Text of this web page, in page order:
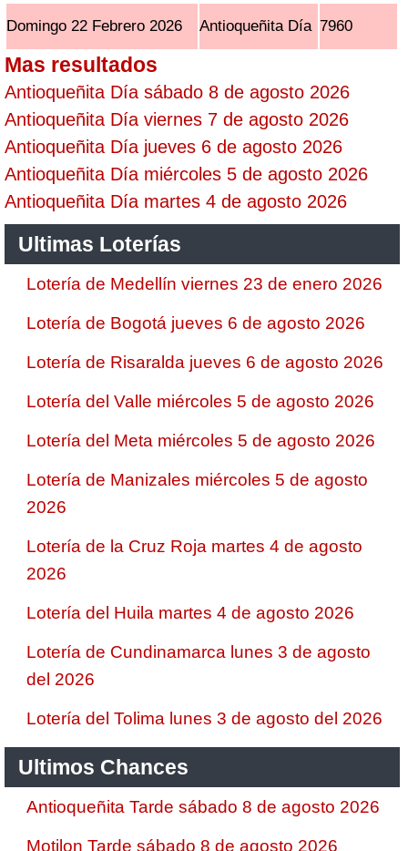
Domingo 22 Febrero 2026 Antioqueñita Día 7960
Mas resultados
Antioqueñita Día sábado 8 de agosto 2026
Antioqueñita Día viernes 7 de agosto 2026
Antioqueñita Día jueves 6 de agosto 2026
Antioqueñita Día miércoles 5 de agosto 2026
Antioqueñita Día martes 4 de agosto 2026
Ultimas Loterías
Lotería de Medellín viernes 23 de enero 2026
Lotería de Bogotá jueves 6 de agosto 2026
Lotería de Risaralda jueves 6 de agosto 2026
Lotería del Valle miércoles 5 de agosto 2026
Lotería del Meta miércoles 5 de agosto 2026
Lotería de Manizales miércoles 5 de agosto
2026
Lotería de la Cruz Roja martes 4 de agosto
2026
Lotería del Huila martes 4 de agosto 2026
Lotería de Cundinamarca lunes 3 de agosto
del 2026
Lotería del Tolima lunes 3 de agosto del 2026
Ultimos Chances
Antioqueñita Tarde sábado 8 de agosto 2026
Motilon Tarde sábado 8 de agosto 2026